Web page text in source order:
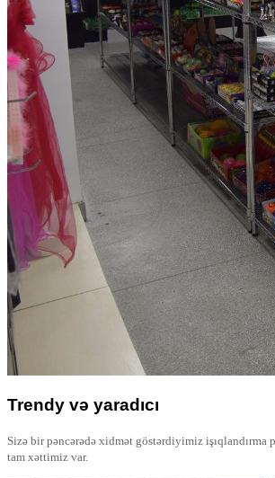
Trendy və yaradıcı
Sizə bir pəncərədə xidmət göstərdiyimiz işıqlandırma
tam xəttimiz var.